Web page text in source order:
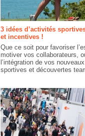
3 idées d’activités
et incentives !
Que ce soit pour favoriser
motiver vos collaborateurs,
l’intégration de vos
sportives et découvertes